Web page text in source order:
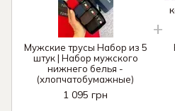
Мужские трусы Набор из 5
штук | Набор мужского
нижнего белья -
(хлопчатобумажные)
1 095 грн